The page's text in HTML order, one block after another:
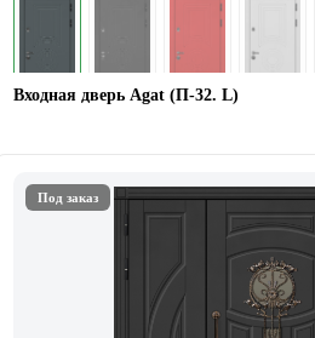
Входная дверь Agat (П-32. L)
Под заказ